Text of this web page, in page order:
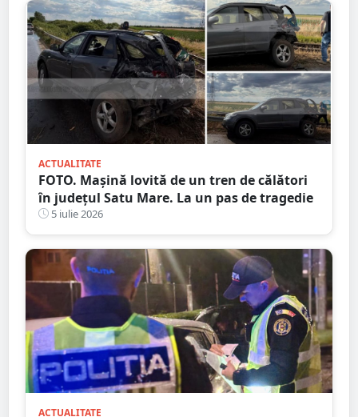
ACTUALITATE
FOTO. Mașină lovită de un tren de călători
în județul Satu Mare. La un pas de tragedie
5 iulie 2026
ACTUALITATE